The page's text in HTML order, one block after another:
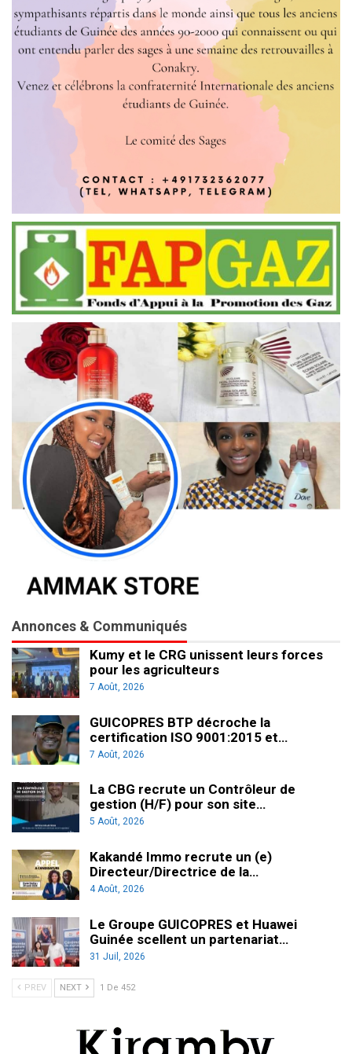
Annonces & Communiqués
Kumy et le CRG unissent leurs forces
pour les agriculteurs
7 Août, 2026
GUICOPRES BTP décroche la
certification ISO 9001:2015 et…
7 Août, 2026
La CBG recrute un Contrôleur de
gestion (H/F) pour son site…
5 Août, 2026
Kakandé Immo recrute un (e)
Directeur/Directrice de la…
4 Août, 2026
Le Groupe GUICOPRES et Huawei
Guinée scellent un partenariat…
31 Juil, 2026
PREV NEXT 1 De 452